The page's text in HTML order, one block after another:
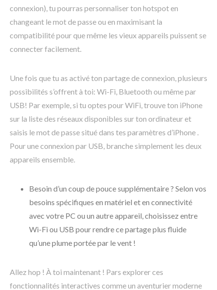
connexion), tu pourras personnaliser ton hotspot en
changeant le mot de passe ou en maximisant la
compatibilité pour que même les vieux appareils puissent se
connecter facilement.
Une fois que tu as activé ton partage de connexion, plusieurs
possibilités s’offrent à toi: Wi-Fi, Bluetooth ou même par
USB! Par exemple, si tu optes pour WiFi, trouve ton iPhone
sur la liste des réseaux disponibles sur ton ordinateur et
saisis le mot de passe situé dans tes paramètres d’iPhone .
Pour une connexion par USB, branche simplement les deux
appareils ensemble.
Besoin d’un coup de pouce supplémentaire ? Selon vos
besoins spécifiques en matériel et en connectivité
avec votre PC ou un autre appareil, choisissez entre
Wi-Fi ou USB pour rendre ce partage plus fluide
qu’une plume portée par le vent !
Allez hop ! À toi maintenant ! Pars explorer ces
fonctionnalités interactives comme un aventurier moderne